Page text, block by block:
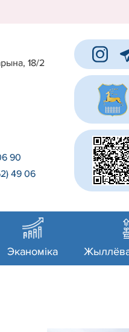
18/2
90
49 06
Эканоміка